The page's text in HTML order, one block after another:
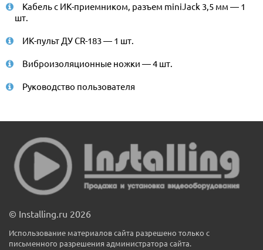
Кабель с ИК-приемником, разъем miniJack 3,5 мм — 1
шт.
ИК-пульт ДУ CR-183 — 1 шт.
Виброизоляционные ножки — 4 шт.
Руководство пользователя
© Installing.ru 2026
Использование материалов сайта разрешено только с
письменного разрешения администратора сайта.